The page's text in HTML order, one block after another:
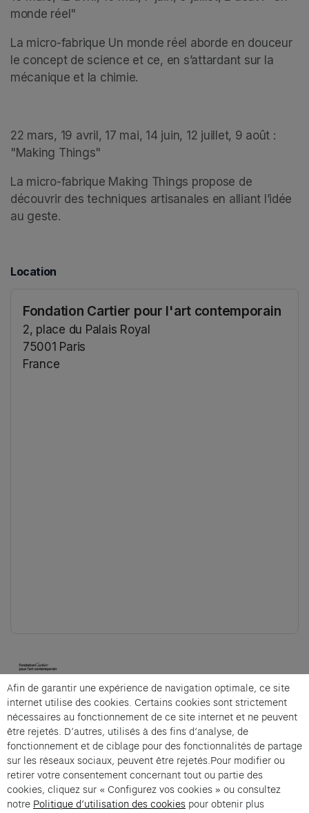
monde réel"
La micro-fabrique Un monde réel aborde en douceur
le concept de science et ce, en s’attardant sur la
mécanique et la chimie.
22 mars, 19 avril, 17 mai, 14 juin, 12 juillet, 9 août :
"Making Things"
La micro-fabrique Making Things propose de
découvrir des techniques artisanales en alliant l’idée
au geste.
Location
Fondation Cartier pour l'art contemporain
2, place du Palais Royal
75001 Paris
France
Cartier et Compagnie
La Micro-Fabrique is an offer from Cartier et
Compagnie .
Imprint of the organizer(opens in a new tab)
Data privacy of the organizer(opens in
Afin de garantir une expérience de navigation optimale, ce site
internet utilise des cookies. Certains cookies sont strictement
nécessaires au fonctionnement de ce site internet et ne peuvent
être rejetés. D’autres, utilisés à des fins d’analyse, de
fonctionnement et de ciblage pour des fonctionnalités de partage
sur les réseaux sociaux, peuvent être rejetés.Pour modifier ou
retirer votre consentement concernant tout ou partie des
cookies, cliquez sur « Configurez vos cookies » ou consultez
notre Politique d’utilisation des cookies pour obtenir plus